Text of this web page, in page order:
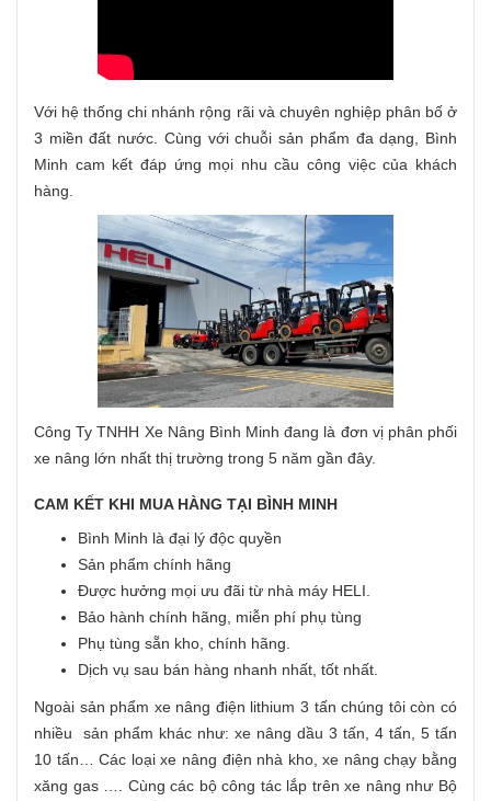
Với hệ thống chi nhánh rộng rãi và chuyên nghiệp phân bố ở
3 miền đất nước. Cùng với chuỗi sản phẩm đa dạng, Bình
Minh cam kết đáp ứng mọi nhu cầu công việc của khách
hàng.
Công Ty TNHH Xe Nâng Bình Minh đang là đơn vị phân phối
xe nâng lớn nhất thị trường trong 5 năm gần đây.
CAM KẾT KHI MUA HÀNG TẠI BÌNH MINH
Bình Minh là đại lý độc quyền
Sản phẩm chính hãng
Được hưởng mọi ưu đãi từ nhà máy HELI.
Bảo hành chính hãng, miễn phí phụ tùng
Phụ tùng sẵn kho, chính hãng.
Dịch vụ sau bán hàng nhanh nhất, tốt nhất.
Ngoài sản phẩm xe nâng điện lithium 3 tấn chúng tôi còn có
nhiều sản phẩm khác như: xe nâng dầu 3 tấn, 4 tấn, 5 tấn
10 tấn… Các loại xe nâng điện nhà kho, xe nâng chạy bằng
xăng gas …. Cùng các bộ công tác lắp trên xe nâng như Bộ